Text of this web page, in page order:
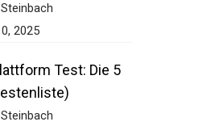
2025
Test: Die 5